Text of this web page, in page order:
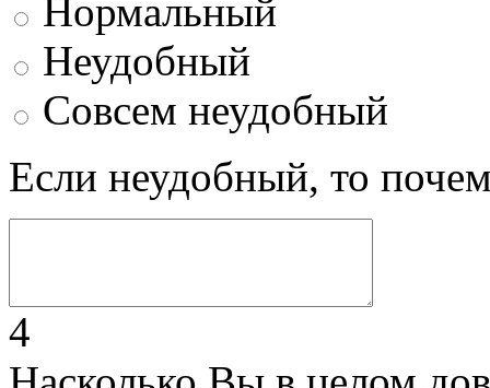
Нормальный
Неудобный
Совсем неудобный
Если неудобный, то
4